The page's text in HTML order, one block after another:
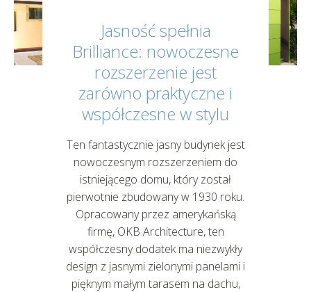
Jasność spełnia
Brilliance: nowoczesne
rozszerzenie jest
zarówno praktyczne i
współczesne w stylu
Ten fantastycznie jasny budynek jest
nowoczesnym rozszerzeniem do
istniejącego domu, który został
pierwotnie zbudowany w 1930 roku.
Opracowany przez amerykańską
firmę, OKB Architecture, ten
współczesny dodatek ma niezwykły
design z jasnymi zielonymi panelami i
pięknym małym tarasem na dachu,